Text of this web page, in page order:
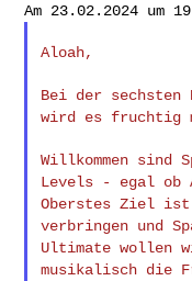
Aloah,
Bei der sechsten
wird es fruchtig
Willkommen sind
Levels - egal ob
Oberstes Ziel ist
verbringen und
Ultimate wollen
musikalisch die